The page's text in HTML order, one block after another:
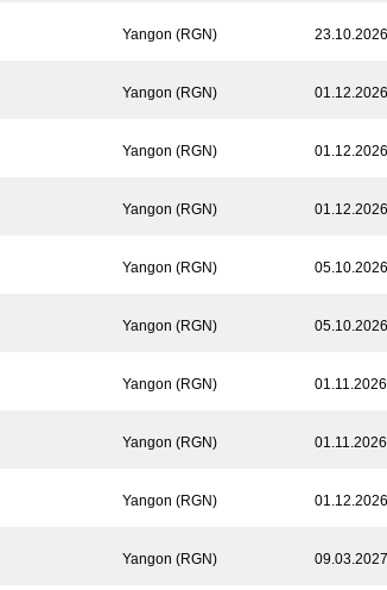
Yangon (RGN)
Yangon (RGN)
Yangon (RGN)
Yangon (RGN)
Yangon (RGN)
Yangon (RGN)
Yangon (RGN)
Yangon (RGN)
Yangon (RGN)
Yangon (RGN)